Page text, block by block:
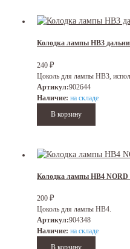
Колодка лампы HB3
240 ₽
Цоколь для лампы HB3,
Артикул:902644
Наличие: на складе
Колодка лампы HB4
200 ₽
Цоколь для лампы HB4.
Артикул:904348
Наличие: на складе